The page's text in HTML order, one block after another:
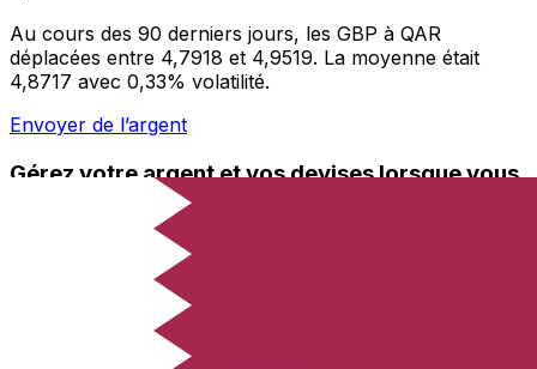
Au cours des 90 derniers jours, les GBP à QAR
déplacées entre 4,7918 et 4,9519. La moyenne était
4,8717 avec 0,33% volatilité.
Envoyer de l’argent
Gérez votre argent et vos devises lorsque vous
êtes en déplacement
L'application Xe réunit toutes les fonctionnalités
nécessaires pour vos transferts d'argent internationaux
et la gestion de vos devises. Convertissez des devises,
programmez des alertes de taux et transférez de
l'argent à l'étranger sans frais cachés. Téléchargez